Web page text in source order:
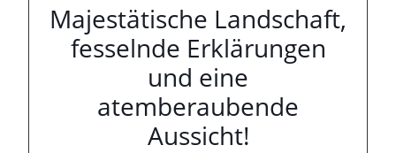
Majestätische Landschaft,
fesselnde Erklärungen
und eine
atemberaubende
Aussicht!